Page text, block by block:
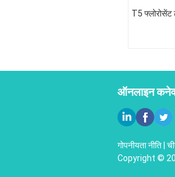
T5 फ्लोरोसेंट
ऑनलाइन
गोपनीयता नीति
Copyright ©